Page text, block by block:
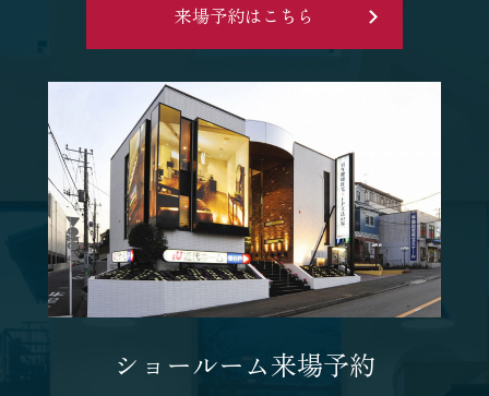
来場予約はこちら
ショールーム来場予約